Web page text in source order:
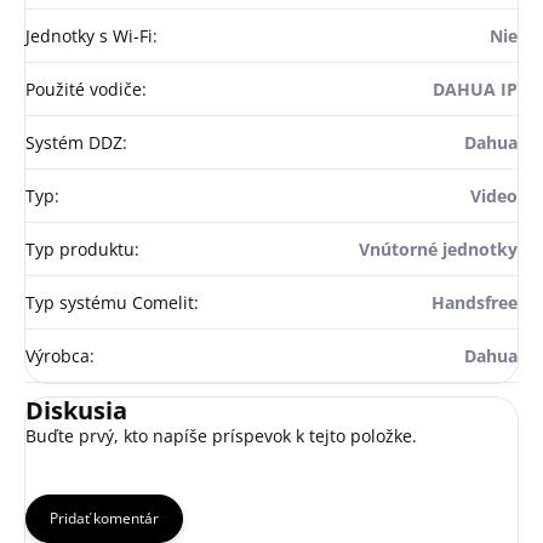
Jednotky s Wi-Fi: Nie
Použité vodiče: DAHUA IP
Systém DDZ: Dahua
Typ: Video
Typ produktu: Vnútorné jednotky
Typ systému Comelit: Handsfree
Výrobca: Dahua
Diskusia
Buďte prvý, kto napíše príspevok k tejto položke.
Pridať komentár